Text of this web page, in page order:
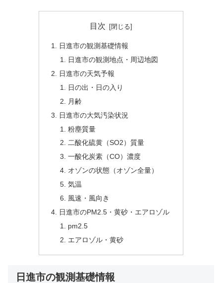
目次
日進市の観測基礎情報
日進市の観測地点・周辺地図
日進市の天気予報
日の出・日の入り
月齢
日進市の大気汚染状況
粉塵質量
二酸化硫黄（SO2）質量
一酸化炭素（CO）濃度
オゾンの状態（オゾン全量）
気温
風速・風向き
日進市のPM2.5・黄砂・エアロゾル
pm2.5
エアロゾル・黄砂
日進市の観測基礎情報